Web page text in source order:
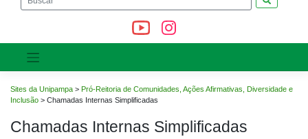
Sites da Unipampa > Pró-Reitoria de Comunidades, Ações Afirmativas, Diversidade e
Inclusão > Chamadas Internas Simplificadas
Chamadas Internas Simplificadas